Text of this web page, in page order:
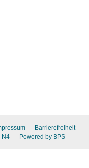
Barrierefreiheit
| N4 Powered by BPS